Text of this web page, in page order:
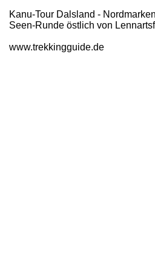
Kanu-Tour Dalsland -
Seen-Runde östlich von
www.trekkingguide.de